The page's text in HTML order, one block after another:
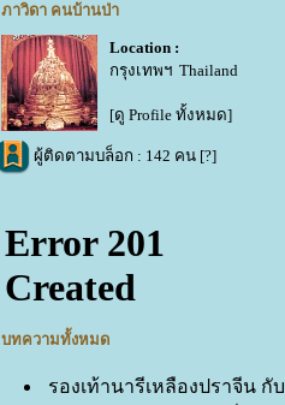
ภาวิดา คนบ้านป่า
Location :
กรุงเทพฯ Thailand
[ดู Profile ทั้งหมด]
ผู้ติดตามบล็อก : 142 คน [?]
บทความทั้งหมด
รองเท้านารีเหลืองปราจีน กับ